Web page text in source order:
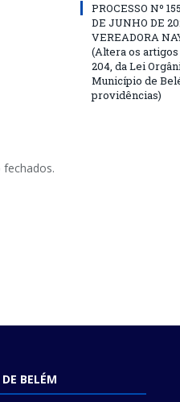
PROCESSO Nº
DE JUNHO DE
VEREADORA
(Altera os artigos
204, da Lei
Município de
providências)
BELÉM